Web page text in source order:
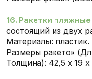
16. Ракетки
состоящий из двух
Материалы: пластик.
Размеры ракеток
Толщина): 42,5 х 19 х